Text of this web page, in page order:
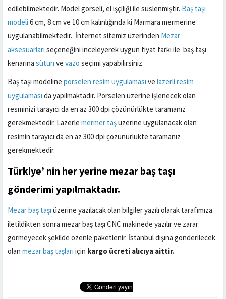
edilebilmektedir. Model görseli, el işçiliği ile süslenmiştir. Baş taşı
modeli 6 cm, 8 cm ve 10 cm kalınlığında ki Marmara mermerine
uygulanabilmektedir. İnternet sitemiz üzerinden Mezar
aksesuarları seçeneğini inceleyerek uygun fiyat farkı ile baş taşı
kenarına sütun ve vazo seçimi yapabilirsiniz.
Baş taşı modeline porselen resim uygulaması ve lazerli resim
uygulaması da yapılmaktadır. Porselen üzerine işlenecek olan
resminizi tarayıcı da en az 300 dpi çözünürlükte taramanız
gerekmektedir. Lazerle mermer taşüzerine uygulanacak olan
resimin tarayıcı da en az 300 dpi çözünürlükte taramanız
gerekmektedir.
Türkiye’ nin her yerine mezar baş taşı
gönderimi yapılmaktadır.
Mezar baş taşı üzerine yazılacak olan bilgiler yazılı olarak tarafımıza
iletildikten sonra mezar baş taşı CNC makinede yazılır ve zarar
görmeyecek şekilde özenle paketlenir. İstanbul dışına gönderilecek
olan mezar baş taşları için kargo ücreti alıcıya aittir.